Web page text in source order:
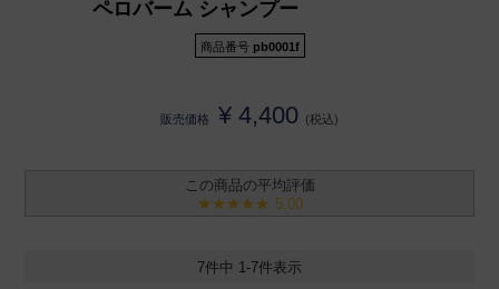
ペロバーム シャンプー
商品番号 pb0001f
販売価格 ¥ 4,400 税込
5.00
7件中 1-7件表示